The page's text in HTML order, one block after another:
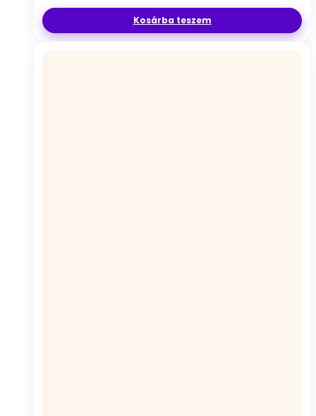
Kosárba teszem